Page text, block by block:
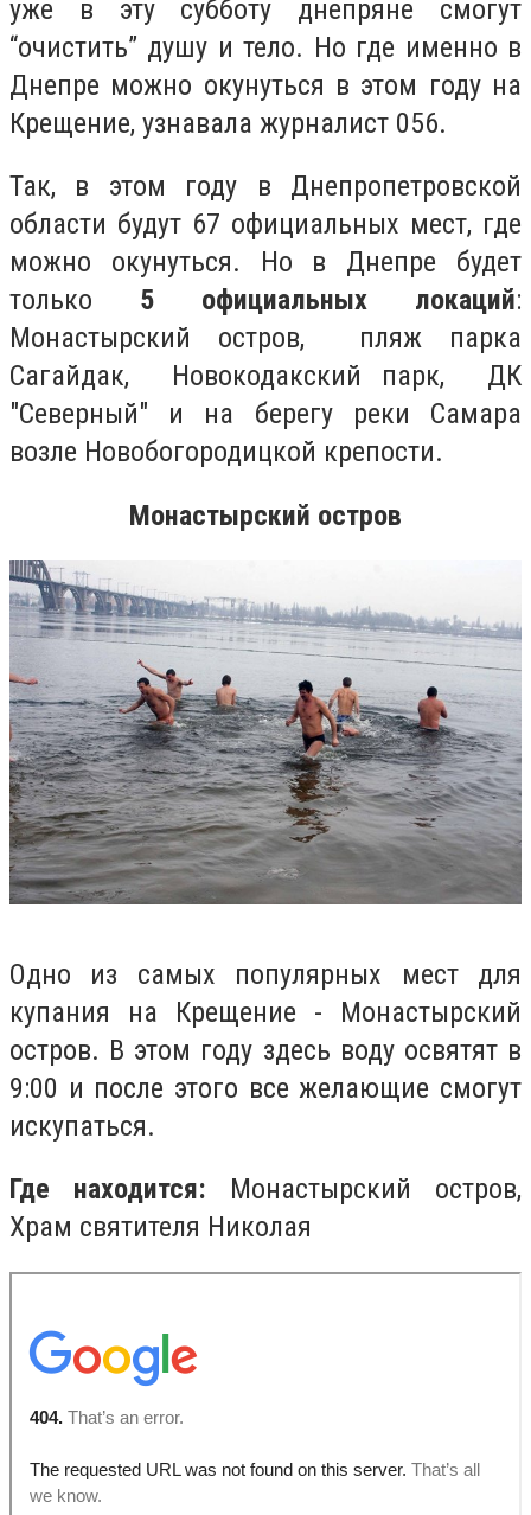
уже в эту субботу днепряне смогут
“очистить” душу и тело. Но где именно в
Днепре можно окунуться в этом году на
Крещение, узнавала журналист 056.
Так, в этом году в Днепропетровской
области будут 67 официальных мест, где
можно окунуться. Но в Днепре будет
только 5 официальных локаций:
Монастырский остров, пляж парка
Сагайдак, Новокодакский парк, ДК
"Северный" и на берегу реки Самара
возле Новобогородицкой крепости.
Монастырский остров
Одно из самых популярных мест для
купания на Крещение - Монастырский
остров. В этом году здесь воду освятят в
9:00 и после этого все желающие смогут
искупаться.
Где находится: Монастырский остров,
Храм святителя Николая